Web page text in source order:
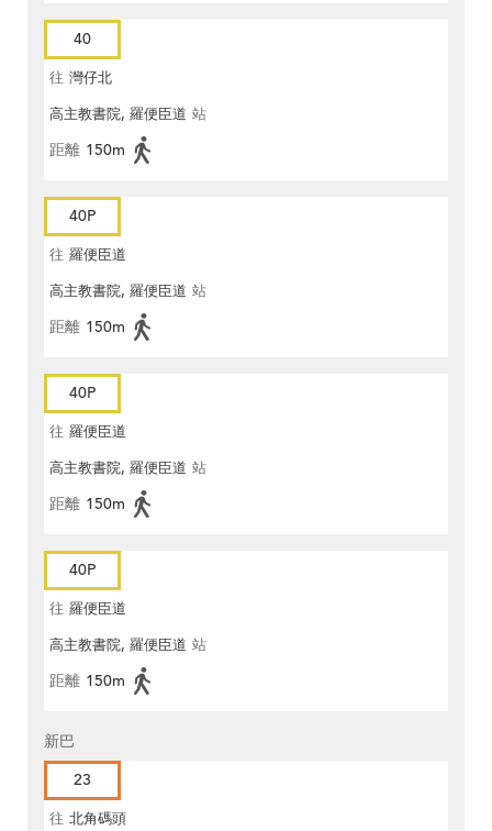
40
往 灣仔北
高主教書院, 羅便臣道 站
距離 150m
40P
往 羅便臣道
高主教書院, 羅便臣道 站
距離 150m
40P
往 羅便臣道
高主教書院, 羅便臣道 站
距離 150m
40P
往 羅便臣道
高主教書院, 羅便臣道 站
距離 150m
新巴
23
往 北角碼頭